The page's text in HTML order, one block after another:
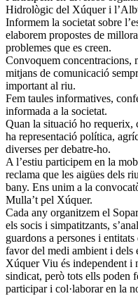
Hidrològic del Xúquer i
Informem la societat sobre
elaborem propostes de
problemes que es creen.
Convoquem concentracions,
mitjans de comunicació
important al riu.
Fem taules informatives,
informada a la societat.
Quan la situació ho
ha representació política,
diverses per debatre-ho.
A l’estiu participem en la
reclama que les aigües dels
bany. Ens unim a la
Mulla’t pel Xúquer.
Cada any organitzem el
els socis i simpatitzants,
guardons a persones i entitats
favor del medi ambient i dels
Xúquer Viu és independent i
sindicat, però tots ells poden
participar i col·laborar en la